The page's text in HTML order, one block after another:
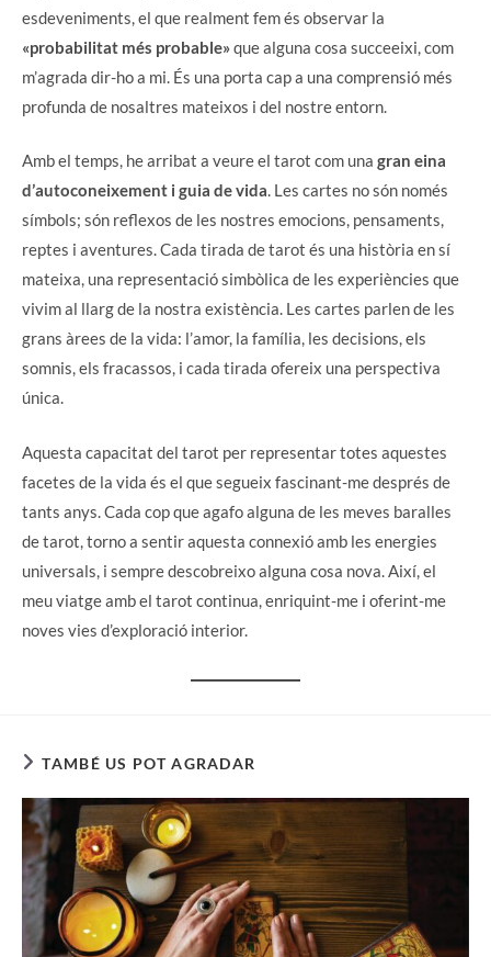
esdeveniments, el que realment fem és observar la
«probabilitat més probable»que alguna cosa succeeixi, com
m’agrada dir-ho a mi. És una porta cap a una comprensió més
profunda de nosaltres mateixos i del nostre entorn.
Amb el temps, he arribat a veure el tarot com una gran eina
d’autoconeixement i guia de vida. Les cartes no són només
símbols; són reflexos de les nostres emocions, pensaments,
reptes i aventures. Cada tirada de tarot és una història en sí
mateixa, una representació simbòlica de les experiències que
vivim al llarg de la nostra existència. Les cartes parlen de les
grans àrees de la vida: l’amor, la família, les decisions, els
somnis, els fracassos, i cada tirada ofereix una perspectiva
única.
Aquesta capacitat del tarot per representar totes aquestes
facetes de la vida és el que segueix fascinant-me després de
tants anys. Cada cop que agafo alguna de les meves baralles
de tarot, torno a sentir aquesta connexió amb les energies
universals, i sempre descobreixo alguna cosa nova. Així, el
meu viatge amb el tarot continua, enriquint-me i oferint-me
noves vies d’exploració interior.
TAMBÉ US POT AGRADAR